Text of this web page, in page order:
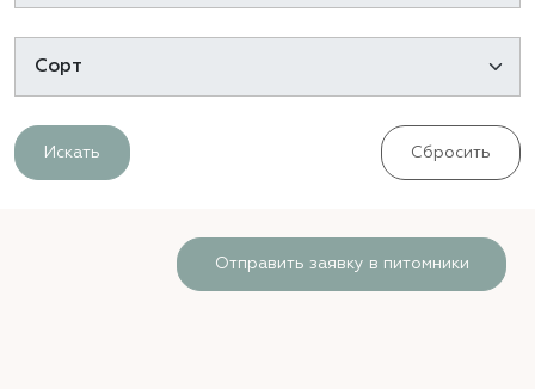
Искать Сбросить
Отправить заявку в питомники